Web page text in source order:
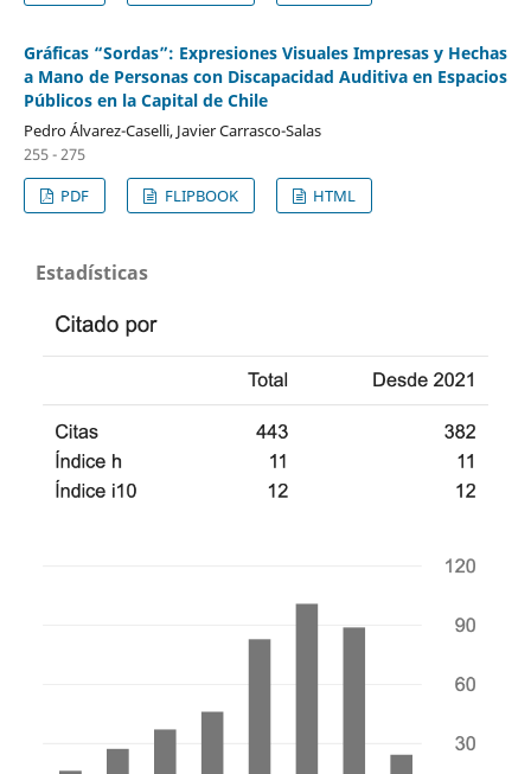
Gráficas “Sordas”: Expresiones Visuales Impresas y Hechas
a Mano de Personas con Discapacidad Auditiva en Espacios
Públicos en la Capital de Chile
Pedro Álvarez-Caselli, Javier Carrasco-Salas
255 - 275
PDF
FLIPBOOK HTML
Estadísticas